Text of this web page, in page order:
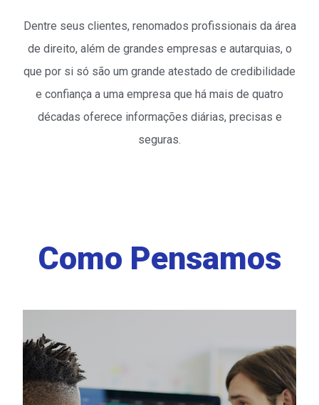
Dentre seus clientes, renomados profissionais da área
de direito, além de grandes empresas e autarquias, o
que por si só são um grande atestado de credibilidade
e confiança a uma empresa que há mais de quatro
décadas oferece informações diárias, precisas e
seguras.
Como Pensamos